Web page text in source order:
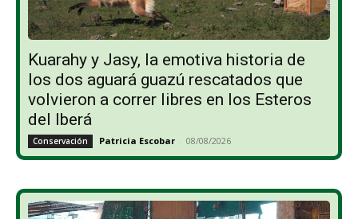
Kuarahy y Jasy, la emotiva historia de
los dos aguará guazú rescatados que
volvieron a correr libres en los Esteros
del Iberá
Conservación Patricia Escobar - 08/08/2026